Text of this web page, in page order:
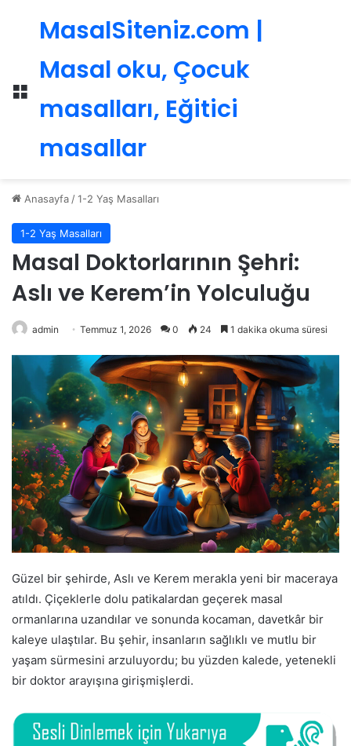
Menü
MasalSiteniz.com |
Masal oku, Çocuk
masalları, Eğitici
masallar
Anasayfa /1-2 Yaş Masalları
1-2 Yaş Masalları
Masal Doktorlarının Şehri:
Aslı ve Kerem’in Yolculuğu
admin Temmuz 1, 2026 0 24 1 dakika okuma süresi
Güzel bir şehirde, Aslı ve Kerem merakla yeni bir maceraya
atıldı. Çiçeklerle dolu patikalardan geçerek masal
ormanlarına uzandılar ve sonunda kocaman, davetkâr bir
kaleye ulaştılar. Bu şehir, insanların sağlıklı ve mutlu bir
yaşam sürmesini arzuluyordu; bu yüzden kalede, yetenekli
bir doktor arayışına girişmişlerdi.